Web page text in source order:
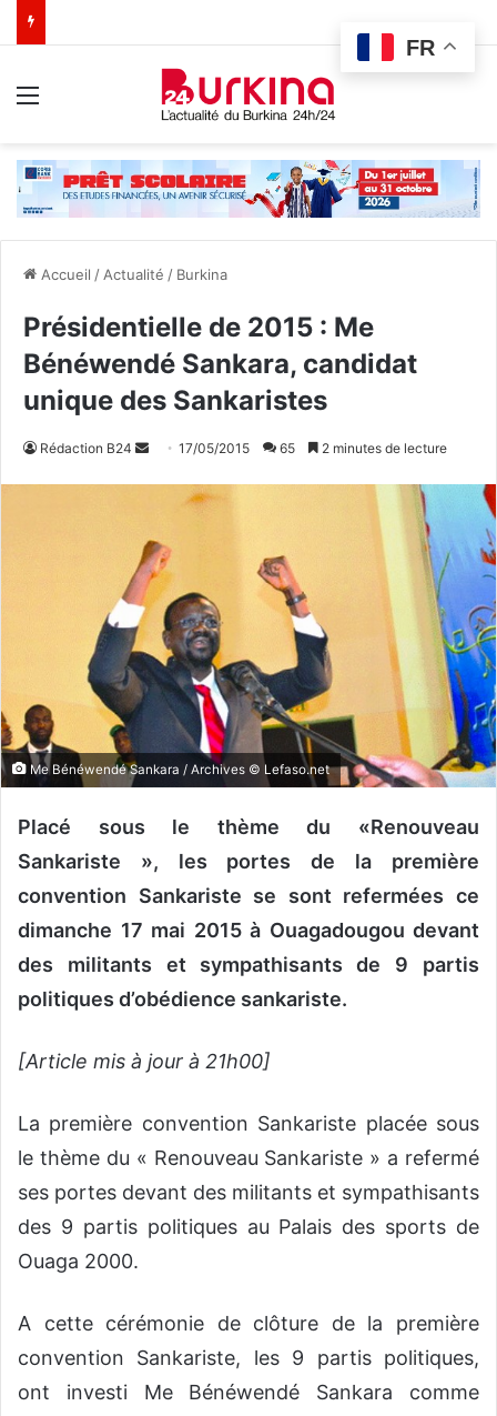
Accueil / Actualité / Burkina
Présidentielle de 2015 : Me
Bénéwendé Sankara, candidat
unique des Sankaristes
Rédaction B24
y
e
r
n
c
r
17/05/2015 65 2 minutes de lecture
Me Bénéwendé Sankara / Archives © Lefaso.net
Placé sous le thème du «Renouveau
Sankariste », les portes de la première
convention Sankariste se sont refermées ce
dimanche 17 mai 2015 à Ouagadougou devant
des militants et sympathisants de 9 partis
politiques d’obédience sankariste.
[Article mis à jour à 21h00]
La première convention Sankariste placée sous
le thème du « Renouveau Sankariste » a refermé
ses portes devant des militants et sympathisants
des 9 partis politiques au Palais des sports de
Ouaga 2000.
A cette cérémonie de clôture de la première
convention Sankariste, les 9 partis politiques,
ont investi Me Bénéwendé Sankara comme
FR